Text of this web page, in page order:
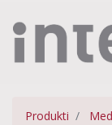
Produkti